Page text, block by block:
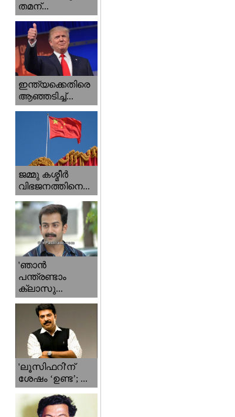
തമന്...
ഇന്ത്യക്കെതിരെ
ആഞ്ഞടിച്ച്...
ജമ്മു കശ്മീ‍ർ
വിഭജനത്തിനെ...
'ഞാന്‍
പന്ത്രണ്ടാം
ക്ലാസു...
'ലൂസിഫറി'ന്
ശേഷം ‘ഉണ്ട’; ...